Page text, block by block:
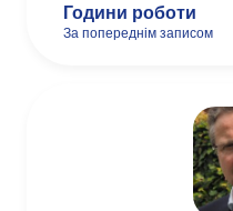
Години роботи
За попереднім записом